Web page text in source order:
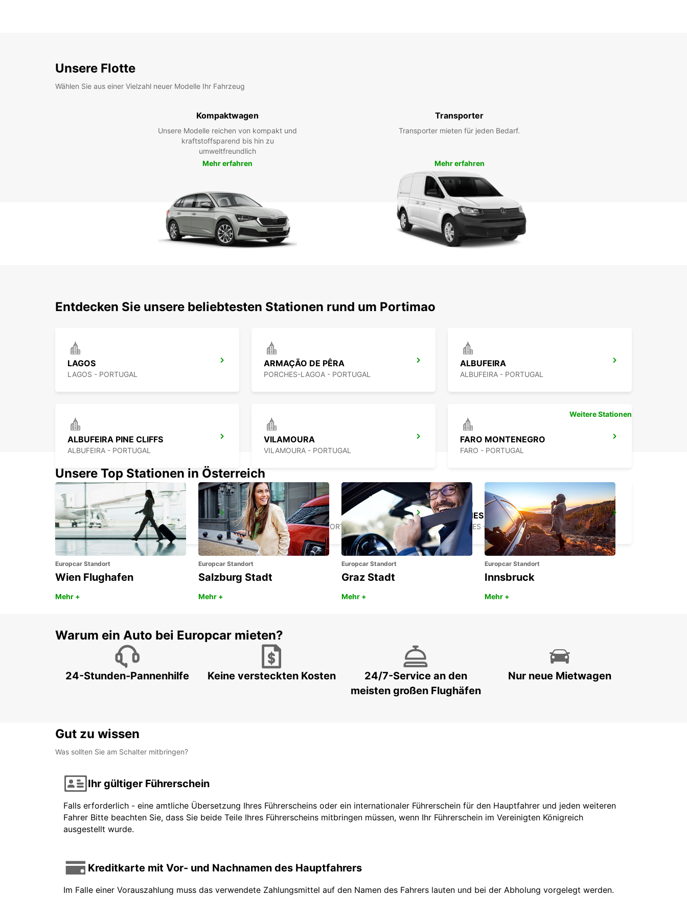
Unsere Flotte
Wählen Sie aus einer Vielzahl neuer Modelle Ihr Fahrzeug
Kompaktwagen
Unsere Modelle reichen von kompakt und
kraftstoffsparend bis hin zu
umweltfreundlich
Mehr erfahren
Transporter
Transporter mieten für jeden Bedarf.
Mehr erfahren
Entdecken Sie unsere beliebtesten Stationen rund um Portimao
LAGOS
LAGOS - PORTUGAL
ARMAÇÃO DE PÊRA
PORCHES-LAGOA - PORTUGAL
ALBUFEIRA
ALBUFEIRA - PORTUGAL
ALBUFEIRA PINE CLIFFS
ALBUFEIRA - PORTUGAL
VILAMOURA
VILAMOURA - PORTUGAL
FARO MONTENEGRO
FARO - PORTUGAL
FARO FLUGHAFEN
FARO - PORTUGAL
MONTE GORDO
MONTE GORDO - PORTUGAL
SINES
SINES - PORTUGAL
Weitere Stationen
Unsere Top Stationen in Österreich
Europcar Standort
Wien Flughafen
Mehr +
Europcar Standort
Salzburg Stadt
Mehr +
Europcar Standort
Graz Stadt
Mehr +
Europcar Standort
Innsbruck
Mehr +
Warum ein Auto bei Europcar mieten?
24-Stunden-Pannenhilfe Keine versteckten Kosten
24/7-Service an den
meisten großen Flughäfen
Nur neue Mietwagen
Gut zu wissen
Was sollten Sie am Schalter mitbringen?
Ihr gültiger Führerschein
Falls erforderlich - eine amtliche Übersetzung Ihres Führerscheins oder ein internationaler Führerschein für den Hauptfahrer und jeden weiteren
Fahrer Bitte beachten Sie, dass Sie beide Teile Ihres Führerscheins mitbringen müssen, wenn Ihr Führerschein im Vereinigten Königreich
ausgestellt wurde.
Kreditkarte mit Vor- und Nachnamen des Hauptfahrers
Im Falle einer Vorauszahlung muss das verwendete Zahlungsmittel auf den Namen des Fahrers lauten und bei der Abholung vorgelegt werden.